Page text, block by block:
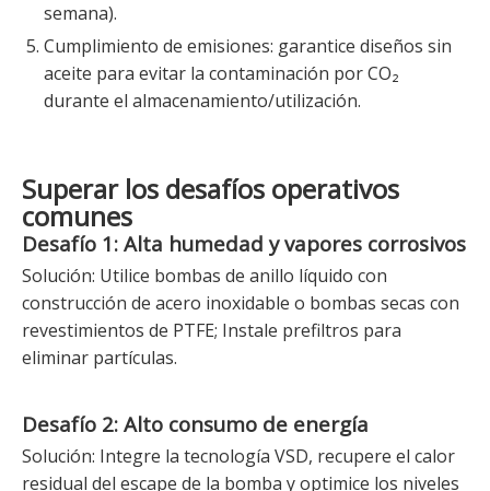
semana).
Cumplimiento de emisiones: garantice diseños sin
aceite para evitar la contaminación por CO₂
durante el almacenamiento/utilización.
Superar los desafíos operativos
comunes
Desafío 1: Alta humedad y vapores corrosivos
Solución: Utilice bombas de anillo líquido con
construcción de acero inoxidable o bombas secas con
revestimientos de PTFE; Instale prefiltros para
eliminar partículas.
Desafío 2: Alto consumo de energía
Solución: Integre la tecnología VSD, recupere el calor
residual del escape de la bomba y optimice los niveles